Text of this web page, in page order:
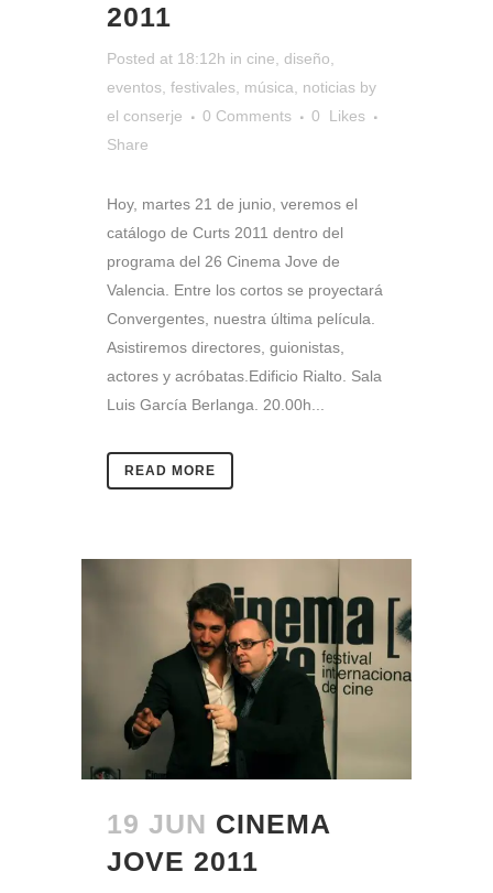
2011
Posted at 18:12h in cine diseño
eventos festivales música noticias by
el conserje
0 Comments 0
Likes
Share
Hoy, martes 21 de junio, veremos el
catálogo de Curts 2011 dentro del
programa del 26 Cinema Jove de
Valencia. Entre los cortos se proyectará
Convergentes, nuestra última película.
Asistiremos directores, guionistas,
actores y acróbatas.Edificio Rialto. Sala
Luis García Berlanga. 20.00h...
READ MORE
19 JUN CINEMA
JOVE 2011